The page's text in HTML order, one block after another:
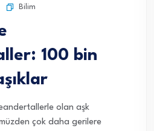
Bilim
100 bin
olan aşk
çok daha gerilere